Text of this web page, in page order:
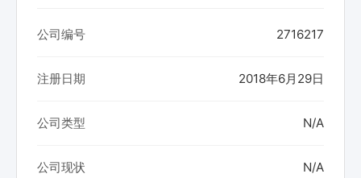
公司编号 2716217
注册日期 2018年6月29日
公司类型 N/A
公司现状 N/A